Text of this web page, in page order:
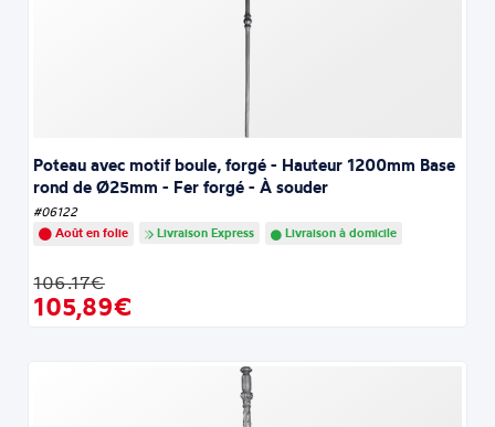
Poteau avec motif boule, forgé - Hauteur 1200mm Base
rond de Ø25mm - Fer forgé - À souder
#06122
Août en folie
Livraison Express Livraison à domicile
106.17€
105,89€